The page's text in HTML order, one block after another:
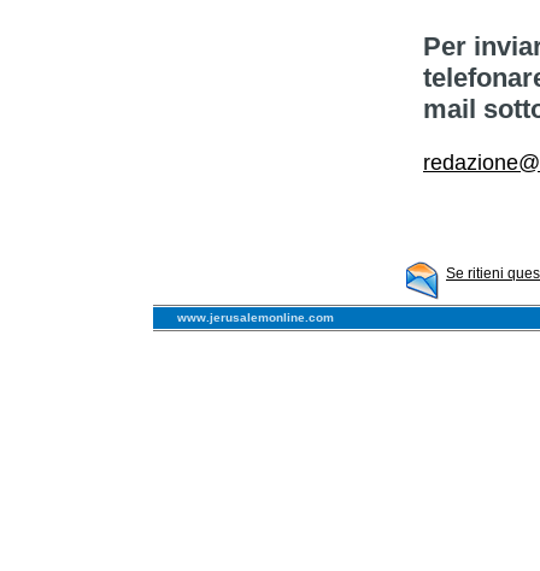
Per
mail
Se ritieni
www.jerusalemonline.com